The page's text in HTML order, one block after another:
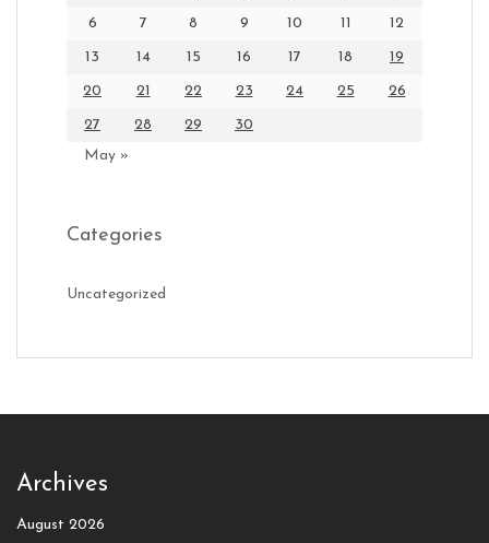
6 7 8 9 10 11 12
13 14 15 16 17 18 19
20 21 22 23 24 25 26
27 28 29
30
May »
Categories
Uncategorized
Archives
August 2026